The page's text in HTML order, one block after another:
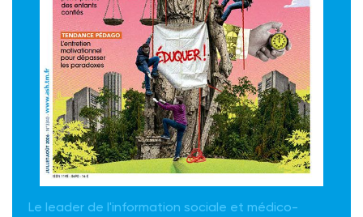
Le leader de l'information sociale et médico-